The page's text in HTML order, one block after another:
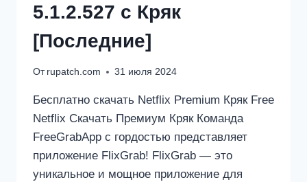
5.1.2.527 с Кряк
[Последние]
От rupatch.com 31 июля 2024
Бесплатно скачать Netflix Premium Кряк Free
Netflix Скачать Премиум Кряк Команда
FreeGrabApp с гордостью представляет
приложение FlixGrab! FlixGrab — это
уникальное и мощное приложение для